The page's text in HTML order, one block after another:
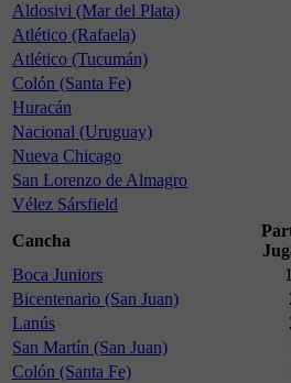
Aldosivi (Mar del Plata)
Atlético (Rafaela)
Atlético (Tucumán)
Colón (Santa Fe)
Huracán
Nacional (Uruguay)
Nueva Chicago
San Lorenzo de Almagro
Vélez Sársfield
Cancha
Boca Juniors
Bicentenario (San Juan)
Lanús
San Martín (San Juan)
Colón (Santa Fe)